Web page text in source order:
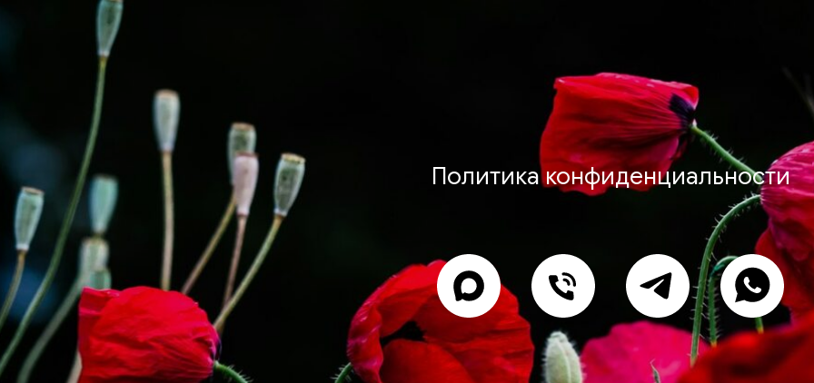
Политика конфиденциальности